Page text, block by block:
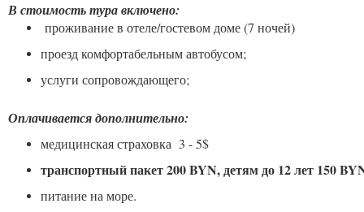
В стоимость тура включено:
проживание в отеле/гостевом доме (7 ночей)
проезд комфортабельным автобусом;
услуги сопровождающего;
Оплачивается дополнительно:
медицинская страховка 3 - 5$
транспортный пакет 200 BYN, детям до 12 лет 150
питание на море.